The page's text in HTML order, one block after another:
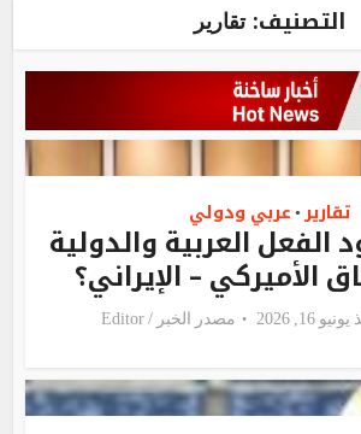
التصنيف:تقارير
تقارير • عربي ودولي
الفعل العربية والدولية
الأميركي – الإيراني؟
16, 2026 مصدر الخبر / Editor